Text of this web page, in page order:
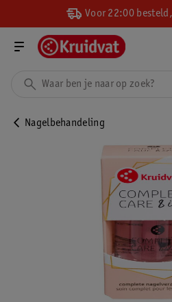
Voor 22:00
Nagelbehandeling